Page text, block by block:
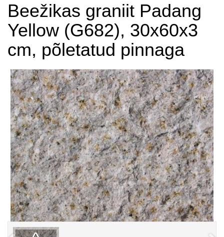
Beežikas graniit Padang
Yellow (G682), 30x60x3
cm, põletatud pinnaga